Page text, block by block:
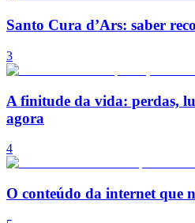
Santo Cura d’Ars: saber
3
A finitude da vida: perdas,
agora
4
O conteúdo da internet que